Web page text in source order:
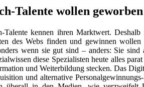
Talente wollen
Talente kennen ihren Marktwert.
des Webs finden und gewinnen
wenn sie gut sind – anders: Sie
diese Spezialisten heute alles
und Weiterbildung stecken. Das
und alternative